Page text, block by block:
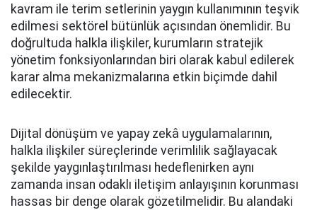
kavram ile terim setlerinin yaygın kullanımının teşvik
edilmesi sektörel bütünlük açısından önemlidir. Bu
doğrultuda halkla ilişkiler, kurumların stratejik
yönetim fonksiyonlarından biri olarak kabul edilerek
karar alma mekanizmalarına etkin biçimde dahil
edilecektir.
Dijital dönüşüm ve yapay zekâ uygulamalarının,
halkla ilişkiler süreçlerinde verimlilik sağlayacak
şekilde yaygınlaştırılması hedeflenirken aynı
zamanda insan odaklı iletişim anlayışının korunması
hassas bir denge olarak gözetilmelidir. Bu alandaki